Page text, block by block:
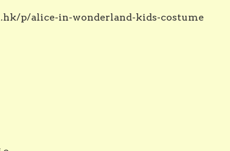
p/alice-in-wonderland-kids-costume